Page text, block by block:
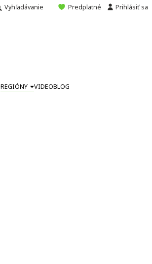
Vyhľadávanie Predplatné Prihlásiť sa
REGIÓNY VIDEOBLOG